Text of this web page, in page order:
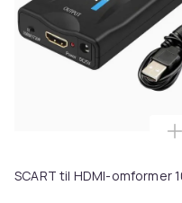
SCART til HDMI-omformer